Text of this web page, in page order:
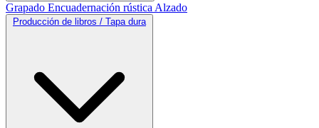
Grapado Encuadernación rústica Alzado
Producción de libros / Tapa dura